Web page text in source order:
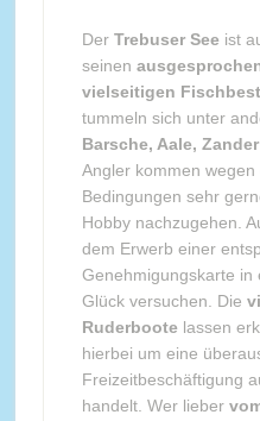
Der Trebuser See ist
seinen
vielseitigen
tummeln sich unter
Barsche, Aale,
Angler kommen
Bedingungen sehr
Hobby nachzugehen.
dem Erwerb einer
Genehmigungskarte in
Glück versuchen. Die
Ruderboote lassen
hierbei um eine
Freizeitbeschäftigung
handelt. Wer lieber